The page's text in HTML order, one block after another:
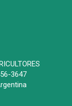
3647